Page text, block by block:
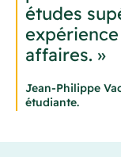
études
affaires. »
Jean-Philippe
étudiante.